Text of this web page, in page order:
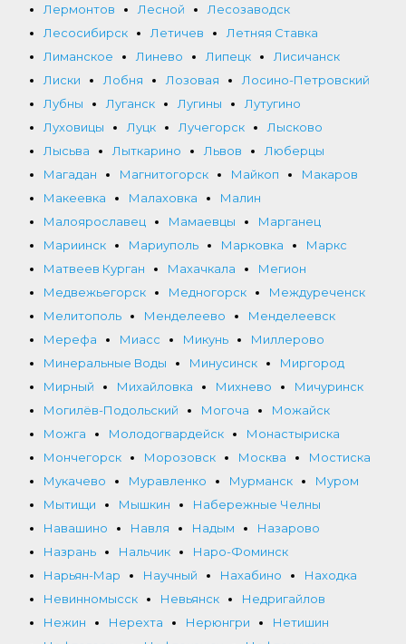
Лермонтов
Лесной
Лесозаводск
Лесосибирск
Летичев
Летняя Ставка
Лиманское
Линево Липецк
Лисичанск
Лиски
Лобня Лозовая
Лосино-Петровский
Лубны
Луганск Лугины
Лутугино
Луховицы
Луцк Лучегорск
Лысково
Лысьва
Лыткарино Львов
Люберцы
Магадан
Магнитогорск Майкоп
Макаров
Макеевка
Малаховка
Малин
Малоярославец
Мамаевцы
Марганец
Мариинск
Мариуполь Марковка
Маркс
Матвеев Курган
Махачкала
Мегион
Медвежьегорск
Медногорск
Междуреченск
Мелитополь
Менделеево
Менделеевск
Мерефа
Миасс Микунь
Миллерово
Минеральные Воды
Минусинск
Миргород
Мирный
Михайловка Михнево
Мичуринск
Могилёв-Подольский
Могоча
Можайск
Можга
Молодогвардейск
Монастыриска
Мончегорск
Морозовск Москва
Мостиска
Мукачево
Муравленко Мурманск
Муром
Мытищи
Мышкин
Набережные Челны
Навашино
Навля Надым
Назарово
Назрань
Нальчик
Наро-Фоминск
Нарьян-Мар
Научный Нахабино
Находка
Невинномысск
Невьянск
Недригайлов
Нежин
Нерехта Нерюнгри
Нетишин